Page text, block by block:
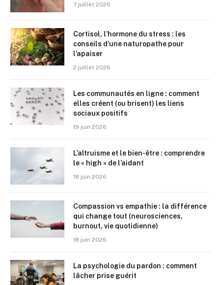
7 juillet 2026
Cortisol, l’hormone du stress : les
conseils d’une naturopathe pour
l’apaiser
2 juillet 2026
Les communautés en ligne : comment
elles créent (ou brisent) les liens
sociaux positifs
19 juin 2026
L’altruisme et le bien-être : comprendre
le « high » de l’aidant
18 juin 2026
Compassion vs empathie : la différence
qui change tout (neurosciences,
burnout, vie quotidienne)
18 juin 2026
La psychologie du pardon : comment
lâcher prise guérit